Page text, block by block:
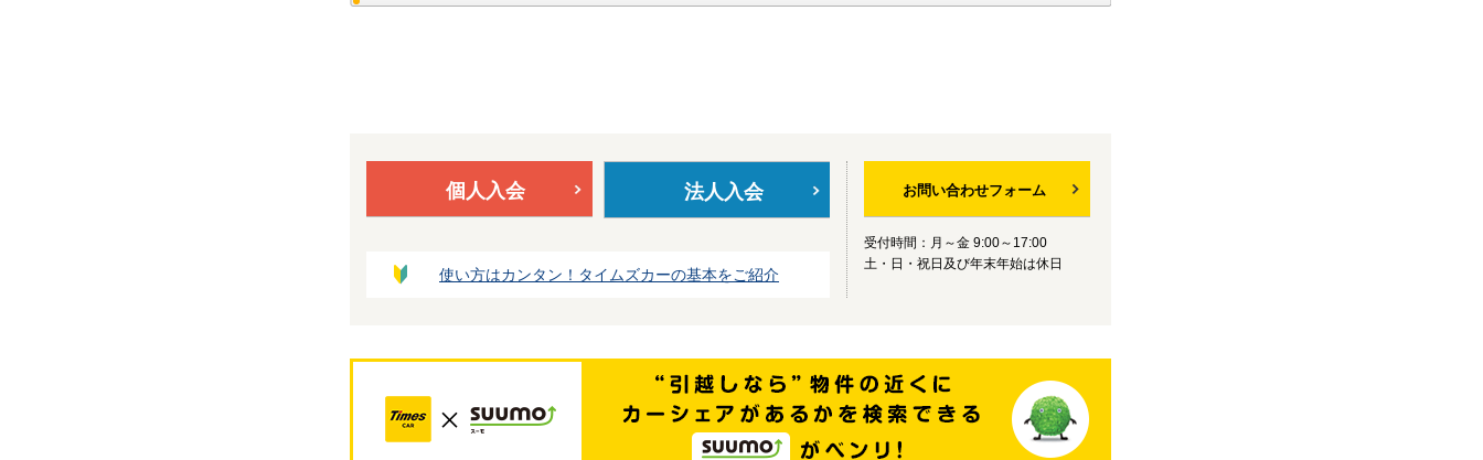
個人入会 法人入会
使い方はカンタン！タイムズカーの基本をご紹介
お問い合わせフォーム
受付時間：月～金 9:00～17:00
土・日・祝日及び年末年始は休日